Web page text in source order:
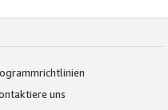
uns